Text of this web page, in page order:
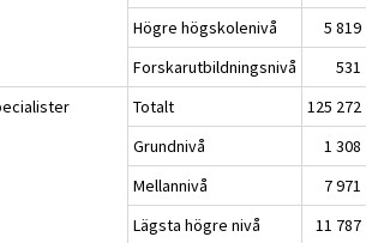
Högre högskolenivå
5 819
Forskarutbildningsnivå
531
Totalt 125 272
Grundnivå
1 308
Mellannivå
7 971
Lägsta högre nivå
11 787